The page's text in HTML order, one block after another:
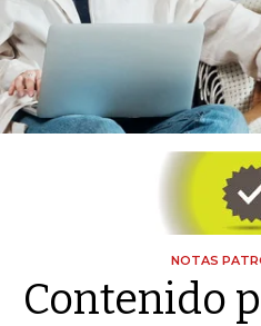
NOTAS
Contenido